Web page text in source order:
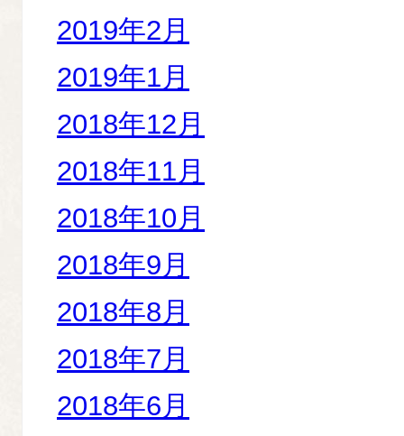
2019年2月
2019年1月
2018年12月
2018年11月
2018年10月
2018年9月
2018年8月
2018年7月
2018年6月